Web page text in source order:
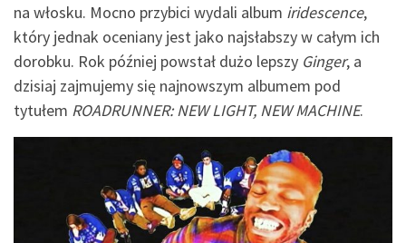
na włosku. Mocno przybici wydali album iridescence,
który jednak oceniany jest jako najsłabszy w całym ich
dorobku. Rok później powstał dużo lepszy Ginger, a
dzisiaj zajmujemy się najnowszym albumem pod
tytułem ROADRUNNER: NEW LIGHT, NEW MACHINE.